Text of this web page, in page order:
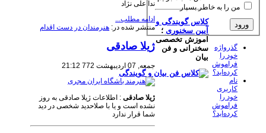
ندا علی نژاد
ادامه مطلب...
منتشر شده در: هنرمندان در دست اقدام
ژیلا صادقی
جمعه, 07 ارديبهشت 772 21:12
ژیلا صادقی: اطلاعات ژیلا صادقی به روز
نشده است و یا با صلاحدید شخصی در دید
شما قرار ندارد
کلاس گویندگی و
آیین سخنوری ؛
آموزش تخصصی
سخنرانی و فن
بیان
من را به خاطر بسپار
گذرواژه
خود را
فراموش
کرده‌اید؟
نام
کاربری
خود را
فراموش
کرده‌اید؟